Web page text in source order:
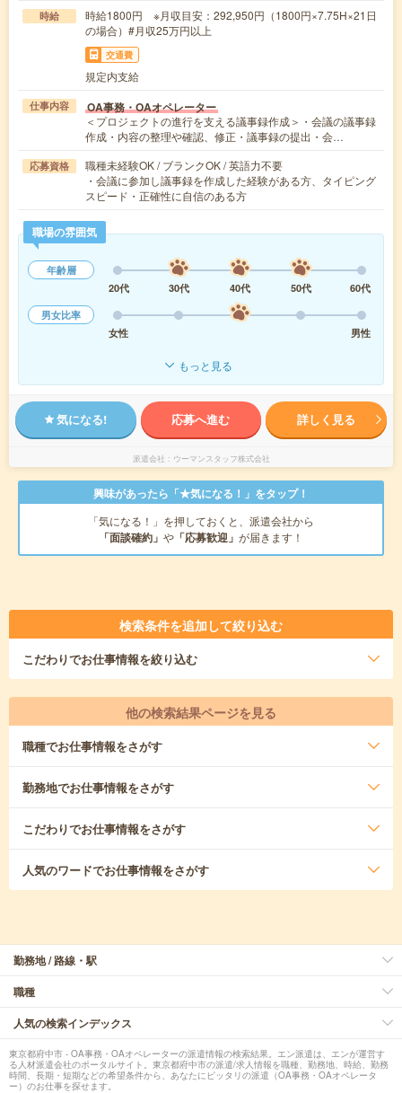
時給
時給1800円 ※月収目安：292,950円（1800円×7.75H×21日
の場合）#月収25万円以上
交通費
規定内支給
仕事内容 OA事務・OAオペレーター
＜プロジェクトの進行を支える議事録作成＞・会議の議事録
作成・内容の整理や確認、修正・議事録の提出・会…
応募資格
職種未経験OK / ブランクOK / 英語力不要
・会議に参加し議事録を作成した経験がある方、タイピング
スピード・正確性に自信のある方
職場の雰囲気
年齢層
20代
30代 40代 50代
60代
男女比率
女性
男性
もっと見る
気になる! 応募へ進む 詳しく見る
派遣会社 ウーマンスタッフ株式会社
興味があったら「★気になる！」をタップ！
「気になる！」を押しておくと、派遣会社から
「面談確約」 や 「応募歓迎」 が届きます！
検索条件を追加して絞り込む
こだわりでお仕事情報を絞り込む
他の検索結果ページを見る
職種でお仕事情報をさがす
勤務地でお仕事情報をさがす
こだわりでお仕事情報をさがす
人気のワードでお仕事情報をさがす
勤務地 / 路線・駅
職種
人気の検索インデックス
東京都府中市 - OA事務・OAオペレーターの派遣情報の検索結果。エン派遣は、エンが運営す
る人材派遣会社のポータルサイト。東京都府中市の派遣/求人情報を職種、勤務地、時給、勤務
時間、長期・短期などの希望条件から、あなたにピッタリの派遣（OA事務・OAオペレータ
ー）のお仕事を探せます。